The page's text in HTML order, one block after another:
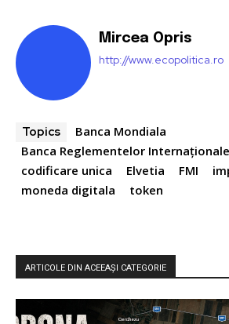
Mircea Opris
http://www.ecopolitica.ro
Topics
Banca Mondiala
Banca Reglementelor Internaţionale
codificare unica
Elvetia FMI
moneda digitala
token
ARTICOLE DIN ACEEAȘI CATEGORIE